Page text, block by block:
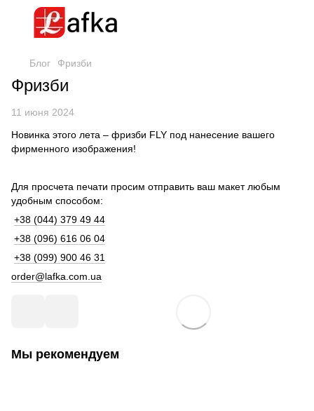
Блог Фризби
Фризби
11 июня 2024
Новинка этого лета – фризби FLY под нанесение вашего
фирменного изображения!
Для просчета печати просим отправить ваш макет любым
удобным способом:
+38 (044) 379 49 44
+38 (096) 616 06 04
+38 (099) 900 46 31
order@lafka.com.ua
Мы рекомендуем